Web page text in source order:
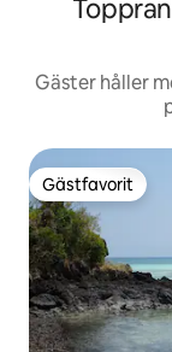
Gäster håller
Gästfavorit
Gästfavorit